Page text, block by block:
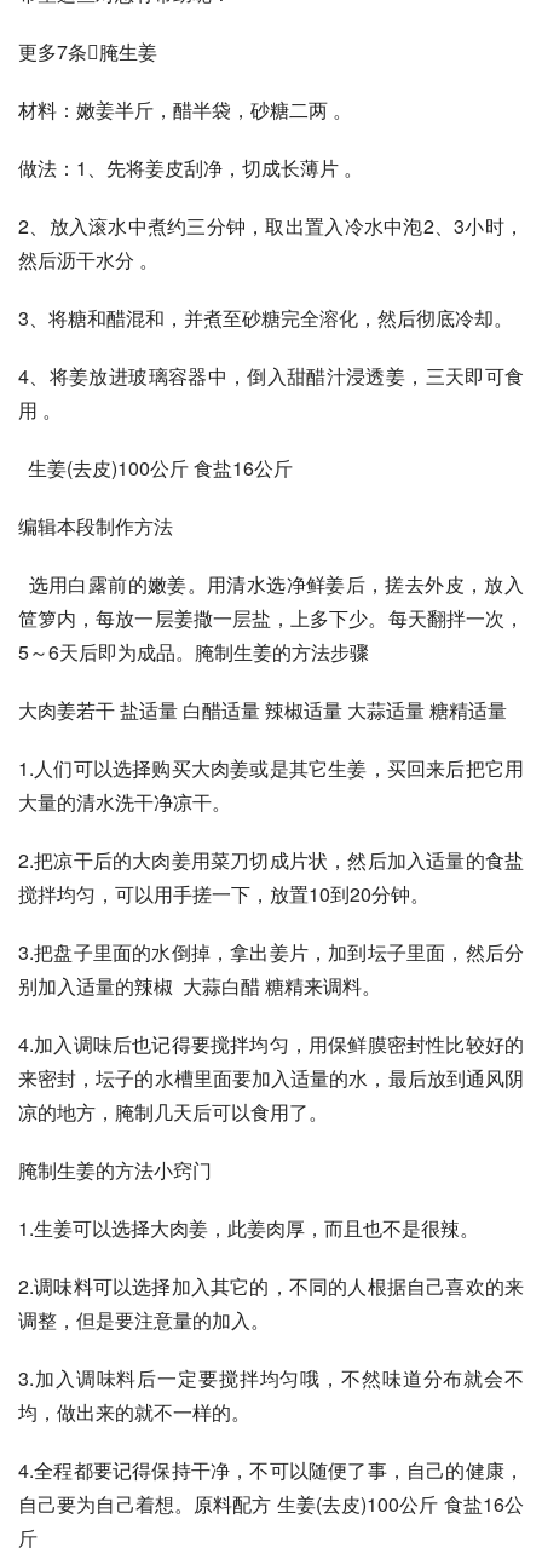
更多7条腌生姜
材料：嫩姜半斤，醋半袋，砂糖二两 。
做法：1、先将姜皮刮净，切成长薄片 。
2、放入滚水中煮约三分钟，取出置入冷水中泡2、3小时，
然后沥干水分 。
3、将糖和醋混和，并煮至砂糖完全溶化，然后彻底冷却。
4、将姜放进玻璃容器中，倒入甜醋汁浸透姜，三天即可食
用 。
  生姜(去皮)100公斤 食盐16公斤
编辑本段制作方法
笸箩内，每放一层姜撒一层盐，上多下少。每天翻拌一次，
5～6天后即为成品。腌制生姜的方法步骤
大肉姜若干 盐适量 白醋适量 辣椒适量 大蒜适量 糖精适量
1.人们可以选择购买大肉姜或是其它生姜，买回来后把它用
大量的清水洗干净凉干。
2.把凉干后的大肉姜用菜刀切成片状，然后加入适量的食盐
搅拌均匀，可以用手搓一下，放置10到20分钟。
3.把盘子里面的水倒掉，拿出姜片，加到坛子里面，然后分
别加入适量的辣椒  大蒜白醋 糖精来调料。
4.加入调味后也记得要搅拌均匀，用保鲜膜密封性比较好的
来密封，坛子的水槽里面要加入适量的水，最后放到通风阴
凉的地方，腌制几天后可以食用了。
腌制生姜的方法小窍门
1.生姜可以选择大肉姜，此姜肉厚，而且也不是很辣。
2.调味料可以选择加入其它的，不同的人根据自己喜欢的来
调整，但是要注意量的加入。
3.加入调味料后一定要搅拌均匀哦，不然味道分布就会不
均，做出来的就不一样的。
4.全程都要记得保持干净，不可以随便了事，自己的健康，
自己要为自己着想。原料配方 生姜(去皮)100公斤 食盐16公
斤